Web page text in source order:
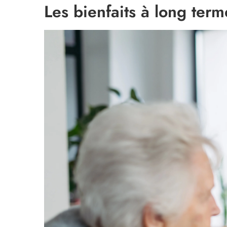
Les bienfaits à long